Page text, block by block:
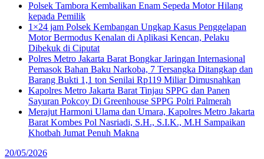
Polsek Tambora Kembalikan Enam Sepeda Motor Hilang
kepada Pemilik
1×24 jam Polsek Kembangan Ungkap Kasus Penggelapan
Motor Bermodus Kenalan di Aplikasi Kencan, Pelaku
Dibekuk di Ciputat
Polres Metro Jakarta Barat Bongkar Jaringan Internasional
Pemasok Bahan Baku Narkoba, 7 Tersangka Ditangkap dan
Barang Bukti 1,1 ton Senilai Rp119 Miliar Dimusnahkan
Kapolres Metro Jakarta Barat Tinjau SPPG dan Panen
Sayuran Pokcoy Di Greenhouse SPPG Polri Palmerah
Merajut Harmoni Ulama dan Umara, Kapolres Metro Jakarta
Barat Kombes Pol Nasriadi, S.H., S.I.K., M.H Sampaikan
Khotbah Jumat Penuh Makna
20/05/2026